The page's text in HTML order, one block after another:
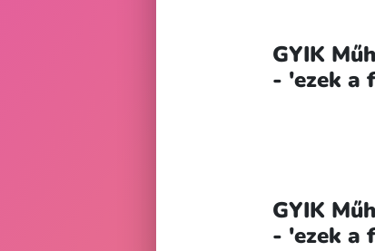
GYIK
- 'ezek a
GYIK
- 'ezek a